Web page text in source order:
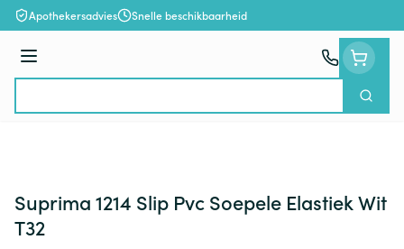
Ga naar de inhoud
Apothekersadvies Snelle beschikbaarheid
Menu
Zoek
Suprima 1214 Slip Pvc Soepele Elastiek Wit
T32